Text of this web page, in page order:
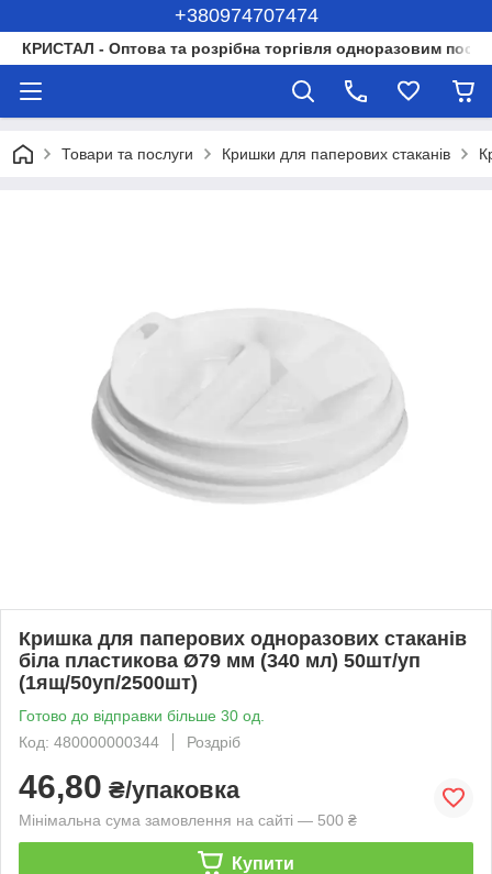
+380974707474
КРИСТАЛ - Оптова та розрібна торгівля одноразовим
Товари та послуги Кришки для паперових стаканів
Кришка для паперових одноразових стаканів
біла пластикова Ø79 мм (340 мл) 50шт/уп
(1ящ/50уп/2500шт)
Готово до відправки більше 30 од.
Код: 480000000344
Роздріб
46,80 ₴/упаковка
Мінімальна сума замовлення на сайті — 500 ₴
Купити